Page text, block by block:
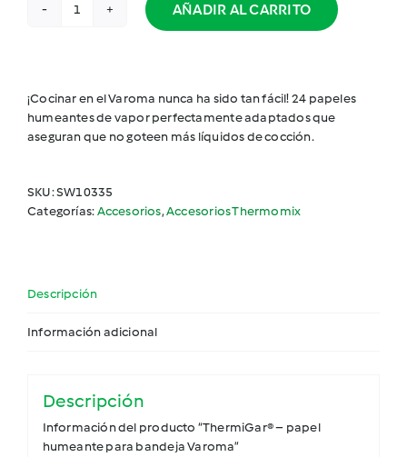
Papel
Varoma
cantidad
AÑADIR AL CARRITO
¡Cocinar en el Varoma nunca ha sido tan fácil! 24 papeles
humeantes de vapor perfectamente adaptados que
aseguran que no goteen más líquidos de cocción.
SKU:SW10335
Categorías:Accesorios,Accesorios Thermomix
Descripción
Información adicional
Descripción
Información del producto “ThermiGar® – papel
humeante para bandeja Varoma”